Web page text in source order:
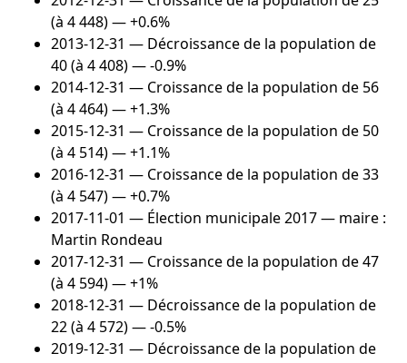
(à 4 448) — +0.6%
2013-12-31 — Décroissance de la population de
40 (à 4 408) — -0.9%
2014-12-31 — Croissance de la population de 56
(à 4 464) — +1.3%
2015-12-31 — Croissance de la population de 50
(à 4 514) — +1.1%
2016-12-31 — Croissance de la population de 33
(à 4 547) — +0.7%
2017-11-01 — Élection municipale 2017 — maire :
Martin Rondeau
2017-12-31 — Croissance de la population de 47
(à 4 594) — +1%
2018-12-31 — Décroissance de la population de
22 (à 4 572) — -0.5%
2019-12-31 — Décroissance de la population de